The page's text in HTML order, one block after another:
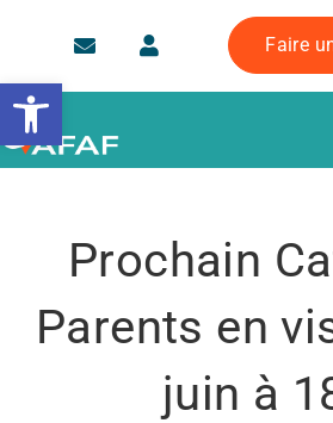
Ouvrir la barre
Faire
Prochain
Parents en
juin à